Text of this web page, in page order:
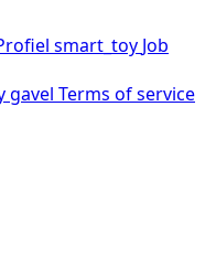
smart_toy Job
gavel Terms of service